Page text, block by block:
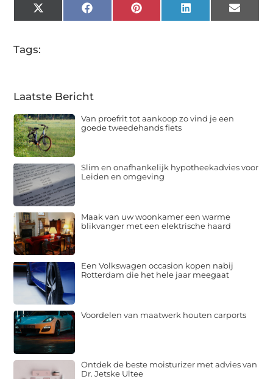
X
(Twitter)
FacebookPinterestLinkedInEmail
Tags:
Laatste Bericht
Van proefrit tot aankoop zo vind je een
goede tweedehands fiets
Slim en onafhankelijk hypotheekadvies voor
Leiden en omgeving
Maak van uw woonkamer een warme
blikvanger met een elektrische haard
Een Volkswagen occasion kopen nabij
Rotterdam die het hele jaar meegaat
Voordelen van maatwerk houten carports
Ontdek de beste moisturizer met advies van
Dr. Jetske Ultee